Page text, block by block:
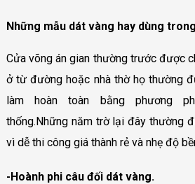
Những mẫu dát vàng hay dùng
Cửa võng án gian thường trước được
ở từ đường hoặc nhà thờ họ thường
làm hoàn toàn bằng phương
thống.Những năm trờ lại đây thường
vì dễ thi công giá thành rẻ và nhẹ độ
-Hoành phi câu đối dát vàng.